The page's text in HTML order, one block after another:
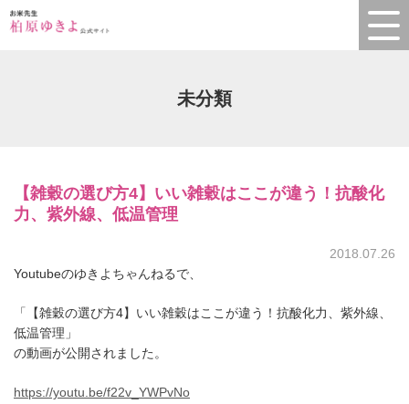
未分類
【雑穀の選び方4】いい雑穀はここが違う！抗酸化
力、紫外線、低温管理
2018.07.26
Youtubeのゆきよちゃんねるで、
「【雑穀の選び方4】いい雑穀はここが違う！抗酸化力、紫外線、
低温管理」
の動画が公開されました。
https://youtu.be/f22v_YWPvNo